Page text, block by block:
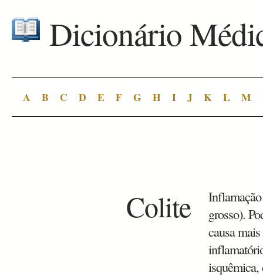
Dicionário
A B C D E F G H I J K L M
Colite
grosso).
causa
isquêmica,